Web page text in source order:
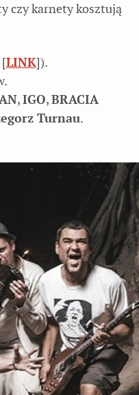
czy karnety kosztują
LINK]).
,IGO,BRACIA
Turnau.